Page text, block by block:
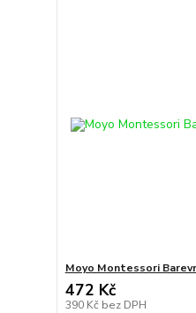
Moyo Montessori
472 Kč
390 Kč bez DPH